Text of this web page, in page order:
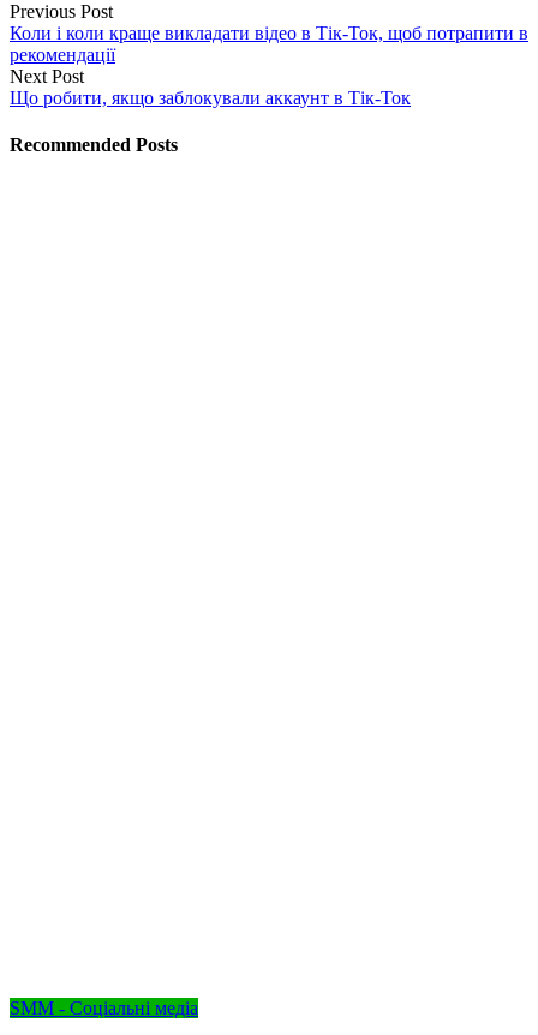
Previous Post
Коли і коли краще викладати відео в Тік-Ток, щоб потрапити в
рекомендації
Next Post
Що робити, якщо заблокували аккаунт в Тік-Ток
Recommended Posts
SMM - Соціальні медіа